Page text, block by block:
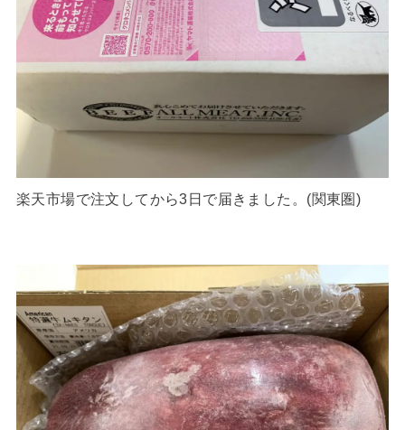
楽天市場で注文してから3日で届きました。(関東圏)